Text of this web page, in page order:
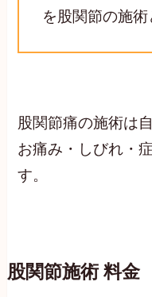
を股関節の施術
股関節痛の施術は
お痛み・しびれ・
す。
股関節施術 料金